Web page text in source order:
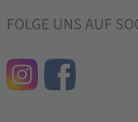
FOLGE UNS AUF